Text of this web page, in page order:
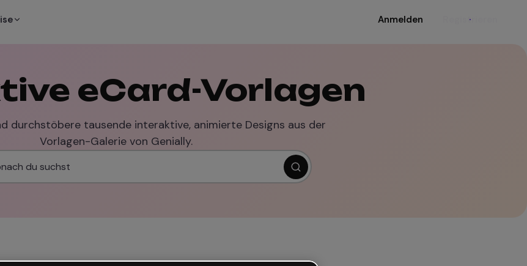
Anmelden Registrieren
eCard-Vorlagen
durchstöbere tausende interaktive, animierte Designs aus der
Vorlagen-Galerie von Genially.